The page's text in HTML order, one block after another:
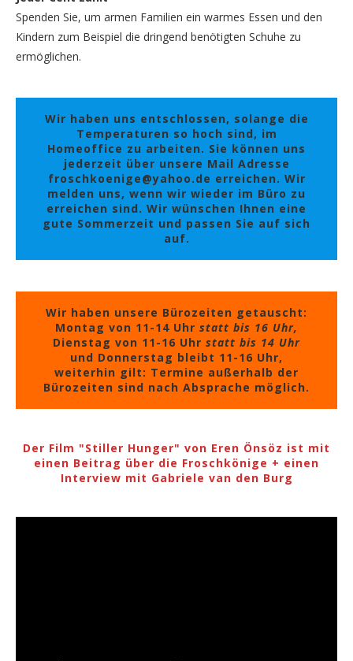
Spenden Sie, um armen Familien ein warmes Essen und den
Kindern zum Beispiel die dringend benötigten Schuhe zu
ermöglichen.
Wir haben uns entschlossen, solange die
Temperaturen so hoch sind, im
Homeoffice zu arbeiten. Sie können uns
jederzeit über unsere Mail Adresse
froschkoenige@yahoo.de erreichen. Wir
melden uns, wenn wir wieder im Büro zu
erreichen sind. Wir wünschen Ihnen eine
gute Sommerzeit und passen Sie auf sich
auf.
Wir haben unsere Bürozeiten getauscht:
Montag von 11-14 Uhr statt bis 16 Uhr,
Dienstag von 11-16 Uhr statt bis 14 Uhr
und Donnerstag bleibt 11-16 Uhr,
weiterhin gilt: Termine außerhalb der
Bürozeiten sind nach Absprache möglich.
Der Film "Stiller Hunger" von Eren Önsöz ist mit
einen Beitrag über die Froschkönige + einen
Interview mit Gabriele van den Burg